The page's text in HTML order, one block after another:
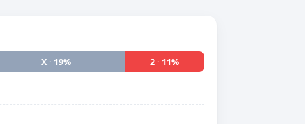
X · 19% 2 · 11%